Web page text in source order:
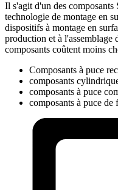
Il s'agit d'un des
technologie de montage en
dispositifs à montage en
production et à l'assemblage
composants coûtent moins
Composants à puce
composants
composants à puce
composants à puce de